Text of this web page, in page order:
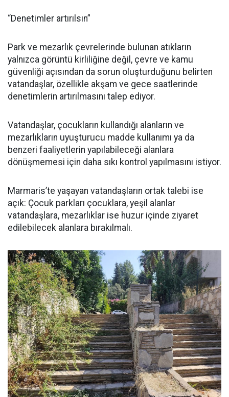
“Denetimler artırılsın”
Park ve mezarlık çevrelerinde bulunan atıkların
yalnızca görüntü kirliliğine değil, çevre ve kamu
güvenliği açısından da sorun oluşturduğunu belirten
vatandaşlar, özellikle akşam ve gece saatlerinde
denetimlerin artırılmasını talep ediyor.
Vatandaşlar, çocukların kullandığı alanların ve
mezarlıkların uyuşturucu madde kullanımı ya da
benzeri faaliyetlerin yapılabileceği alanlara
dönüşmemesi için daha sıkı kontrol yapılmasını istiyor.
Marmaris’te yaşayan vatandaşların ortak talebi ise
açık: Çocuk parkları çocuklara, yeşil alanlar
vatandaşlara, mezarlıklar ise huzur içinde ziyaret
edilebilecek alanlara bırakılmalı.